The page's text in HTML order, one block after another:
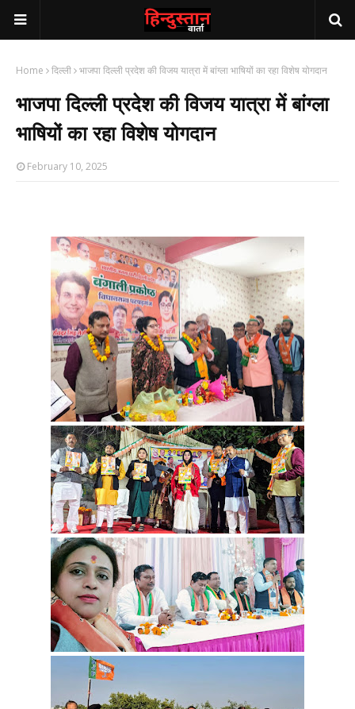
Home दिल्ली भाजपा दिल्ली प्रदेश की विजय यात्रा में बांग्ला भाषियों का रहा विशेष योगदान
भाजपा दिल्ली प्रदेश की विजय यात्रा में बांग्ला
भाषियों का रहा विशेष योगदान
February 10, 2025